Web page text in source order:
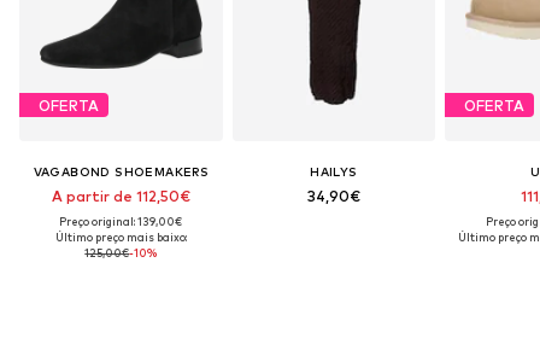
OFERTA
VAGABOND SHOEMAKERS
A partir de 112,50€
Preço original: 139,00€
Último preço mais baixo:
125,00€-10%
HAILYS
34,90€
OFERTA
Preço
Último preço